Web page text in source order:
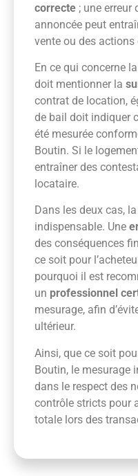
correcte ; une erreur
annoncée peut
vente ou des actions
En ce qui concerne la
doit mentionner la
contrat de location,
de bail doit indiquer
été mesurée
Boutin. Si le
entraîner des
locataire.
Dans les deux cas, la
indispensable. Une
des conséquences
ce soit pour
pourquoi il est
un professionnel
mesurage, afin
ultérieur.
Ainsi, que ce soit
Boutin, le mesurage
dans le respect des
contrôle stricts pour
totale lors des